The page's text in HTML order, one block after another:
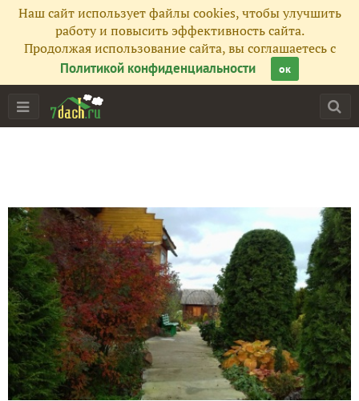
Наш сайт использует файлы cookies, чтобы улучшить
работу и повысить эффективность сайта.
Продолжая использование сайта, вы соглашаетесь с
Политикой конфиденциальности
ок
Главная
Фото 42
Сейчас обсуждают
Поздравляю с Новым годом!!!
Книжная полка в угловом диване.